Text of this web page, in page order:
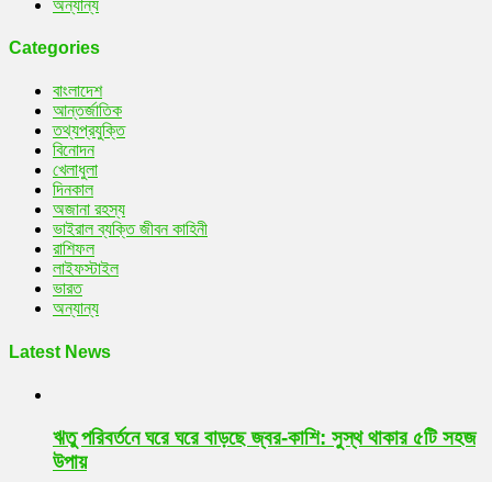
অন্যান্য
Categories
বাংলাদেশ
আন্তর্জাতিক
তথ্যপ্রযুক্তি
বিনোদন
খেলাধুলা
দিনকাল
অজানা রহস্য
ভাইরাল ব্যক্তি জীবন কাহিনী
রাশিফল
লাইফস্টাইল
ভারত
অন্যান্য
Latest News
ঋতু পরিবর্তনে ঘরে ঘরে বাড়ছে জ্বর-কাশি: সুস্থ থাকার ৫টি সহজ
উপায়